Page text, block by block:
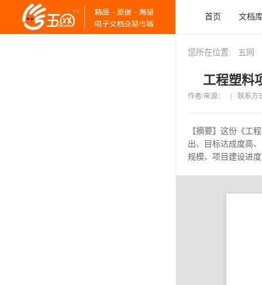
首页 文档
您所在位置: 五网
工程塑料
作者/来源： 联系方
【摘要】 这份《工
出、目标达成度高
规模、项目建设进